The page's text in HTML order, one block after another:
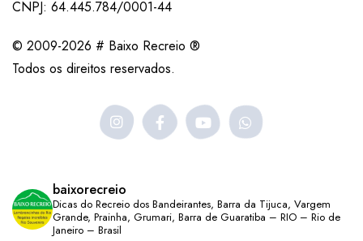
CNPJ: 64.445.784/0001-44
© 2009-2026 # Baixo Recreio ®
Todos os direitos reservados.
baixorecreio
Dicas do Recreio dos Bandeirantes, Barra da Tijuca, Vargem
Grande, Prainha, Grumari, Barra de Guaratiba – RIO – Rio de
Janeiro – Brasil